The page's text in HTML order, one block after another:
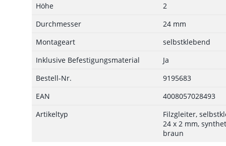
Höhe
2
Durchmesser
24 mm
Montageart
selbstklebend
Inklusive Befestigungsmaterial
Ja
Bestell-Nr.
9195683
EAN
4008057028493
Artikeltyp
Filzgleiter,
24 x 2 mm,
braun